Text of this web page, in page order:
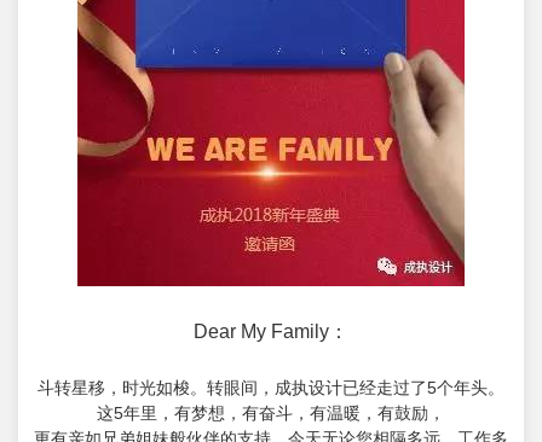
Dear My Family：
斗转星移，时光如梭。转眼间，成执设计已经走过了5个年头。
这5年里，有梦想，有奋斗，有温暖，有鼓励，